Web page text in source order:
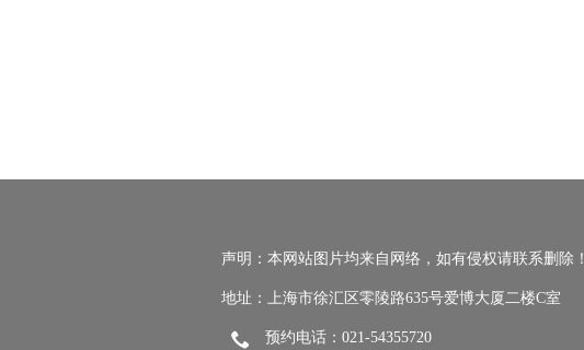
声明：本网站图片均来自网络，如有侵权请联系删除！
地址：上海市徐汇区零陵路635号爱博大厦二楼C室
预约电话：021-54355720